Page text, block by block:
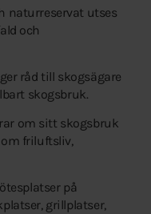
naturreservat utses
och
råd till skogsägare
skogsbruk.
om sitt skogsbruk
friluftsliv,
på
grillplatser,